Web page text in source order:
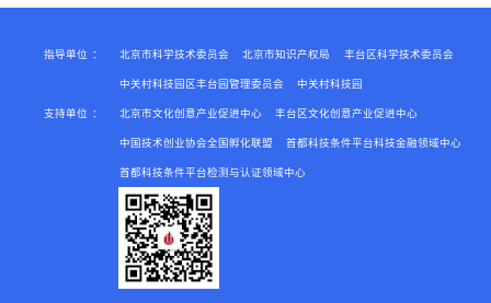
指导单位 ： 北京市科学技术委员会 北京市知识产权局 丰台区科学技术委员会
中关村科技园区丰台园管理委员会 中关村科技园
支持单位 ： 北京市文化创意产业促进中心 丰台区文化创意产业促进中心
中国技术创业协会全国孵化联盟 首都科技条件平台科技金融领域中心
首都科技条件平台检测与认证领域中心